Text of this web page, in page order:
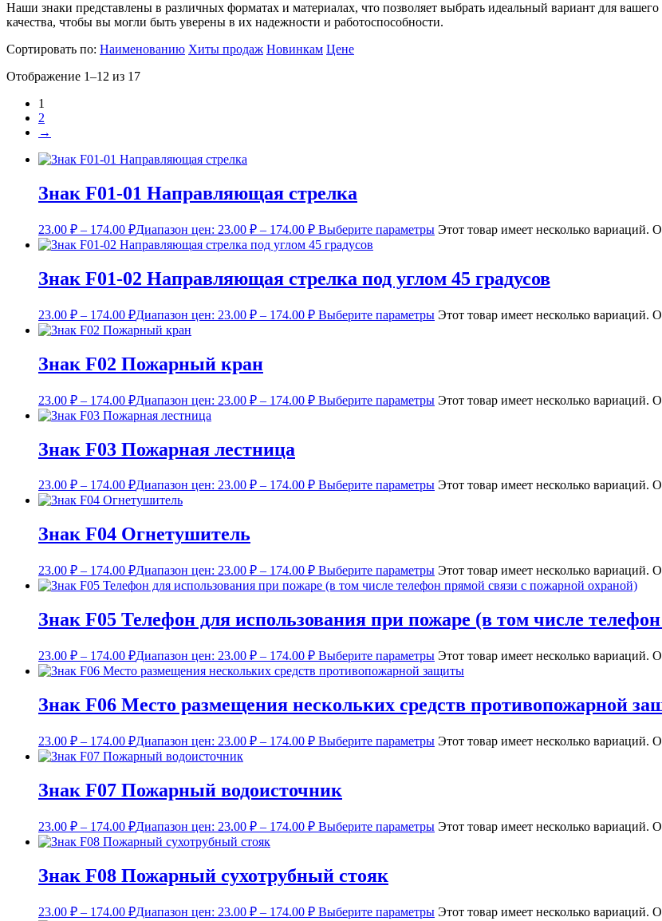
Наши знаки представлены в различных форматах и материалах, что позволяет выбрать идеальный вариант для
качества, чтобы вы могли быть уверены в их надежности и работоспособности.
Сортировать по: Наименованию Хиты продаж Новинкам Цене
Отображение 1–12 из 17
1
2
→
Знак F01-01 Направляющая стрелка
23.00 ₽ – 174.00 ₽Диапазон цен: 23.00 ₽ – 174.00 ₽ Выберите параметры Этот товар имеет несколько вариаций.
Знак F01-02 Направляющая стрелка под углом 45 градусов
23.00 ₽ – 174.00 ₽Диапазон цен: 23.00 ₽ – 174.00 ₽ Выберите параметры Этот товар имеет несколько вариаций.
Знак F02 Пожарный кран
23.00 ₽ – 174.00 ₽Диапазон цен: 23.00 ₽ – 174.00 ₽ Выберите параметры Этот товар имеет несколько вариаций.
Знак F03 Пожарная лестница
23.00 ₽ – 174.00 ₽Диапазон цен: 23.00 ₽ – 174.00 ₽ Выберите параметры Этот товар имеет несколько вариаций.
Знак F04 Огнетушитель
23.00 ₽ – 174.00 ₽Диапазон цен: 23.00 ₽ – 174.00 ₽ Выберите параметры Этот товар имеет несколько вариаций.
Знак F05 Телефон для использования при пожаре (в том числе
23.00 ₽ – 174.00 ₽Диапазон цен: 23.00 ₽ – 174.00 ₽ Выберите параметры Этот товар имеет несколько вариаций.
Знак F06 Место размещения нескольких средств противопожарной
23.00 ₽ – 174.00 ₽Диапазон цен: 23.00 ₽ – 174.00 ₽ Выберите параметры Этот товар имеет несколько вариаций.
Знак F07 Пожарный водоисточник
23.00 ₽ – 174.00 ₽Диапазон цен: 23.00 ₽ – 174.00 ₽ Выберите параметры Этот товар имеет несколько вариаций.
Знак F08 Пожарный сухотрубный стояк
23.00 ₽ – 174.00 ₽Диапазон цен: 23.00 ₽ – 174.00 ₽ Выберите параметры Этот товар имеет несколько вариаций.